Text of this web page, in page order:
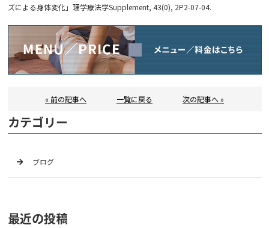
ズによる身体変化」理学療法学Supplement, 43(0), 2P2-07-04.
« 前の記事へ 一覧に戻る 次の記事へ »
カテゴリー
ブログ
最近の投稿